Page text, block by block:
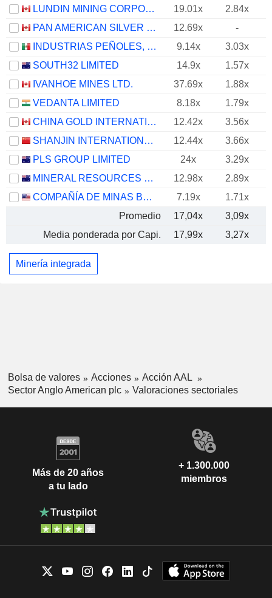
LUNDIN MINING CORPORATION
19.01x
2.84x
PAN AMERICAN SILVER CORP.
12.69x
-
INDUSTRIAS PEÑOLES, S.A.B. DE C.V.
9.14x
3.03x
SOUTH32 LIMITED
14.9x
1.57x
IVANHOE MINES LTD.
37.69x
1.88x
VEDANTA LIMITED
8.18x
1.79x
CHINA GOLD INTERNATIONAL RESOURCES CORP. LTD.
12.42x
3.56x
SHANJIN INTERNATIONAL GOLD CO., LTD.
12.44x
3.66x
PLS GROUP LIMITED
24x
3.29x
MINERAL RESOURCES LIMITED
12.98x
2.89x
COMPAÑÍA DE MINAS BUENAVENTURA S.A.A.
7.19x
1.71x
Promedio
17,04x
3,09x
Media ponderada por Capi.
17,99x 3,27x
Minería integrada
Bolsa de valores Acciones
Acción AAL
Sector Anglo American plc
Valoraciones sectoriales
Más de 20 años
a tu lado
+ 1.300.000
miembros